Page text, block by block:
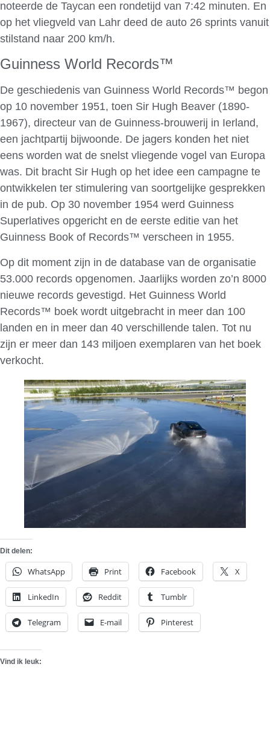
noteerde de Taycan een rondetijd van 7:42 minuten. En
op het vliegveld van Lahr deed de auto 26 sprints vanuit
stilstand naar 200 km/h.
Guinness World Records™
De geschiedenis van Guinness World Records™ begon
op 10 november 1951, toen Sir Hugh Beaver (1890-
1967), directeur van de Guinness-brouwerij in Ierland,
een jachtpartij bijwoonde. De jagers konden het niet
eens worden wat de snelst vliegende vogel van Europa
was. Dit bracht Sir Hugh op het idee een campagne te
ontwikkelen ter stimulering van soortgelijke gesprekken
in de pub. Op 30 november 1954 werd Guinness
Superlatives opgericht en de eerste editie van het
Guinness Book of Records™ verscheen in 1955.
Op dit moment zijn in de database van de organisatie
53.000 records opgenomen. Jaarlijks worden zo’n 8000
nieuwe records gevestigd. Het Guinness World
Records™ boek wordt uitgebracht in meer dan 100
landen en in meer dan 40 verschillende talen. Tot nu
zijn er meer dan 143 miljoen exemplaren van het boek
verkocht.
Dit delen:
WhatsApp Print Facebook X
LinkedIn Reddit Tumblr
Telegram E-mail Pinterest
Vind ik leuk: